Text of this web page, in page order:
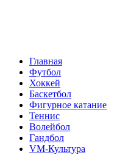
Главная
Футбол
Хоккей
Баскетбол
Фигурное катание
Теннис
Волейбол
Гандбол
VM-Культура